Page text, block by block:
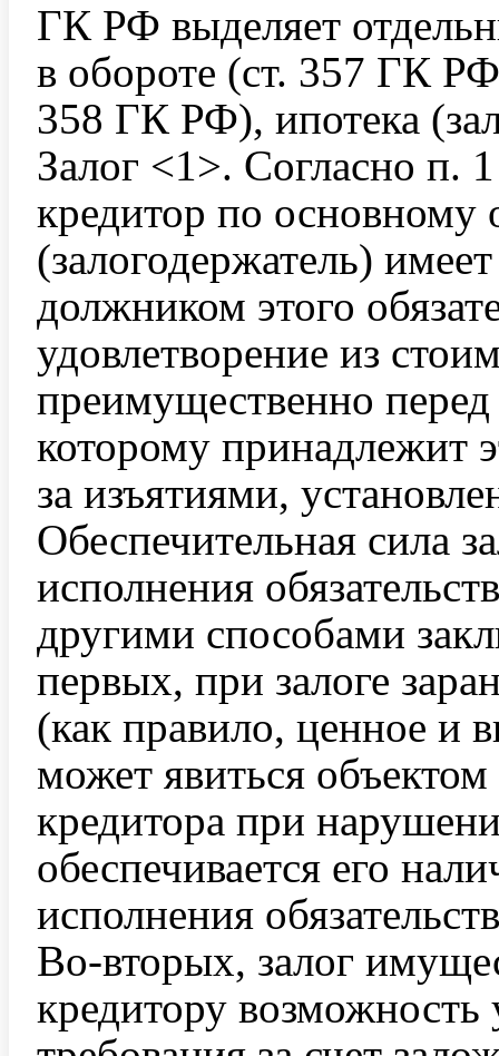
ГК РФ выделяет
в обороте (ст. 357 ГК
358 ГК РФ), ипотека
Залог <1>. Согласно п.
кредитор по основному
(залогодержатель)
должником этого
удовлетворение из
преимущественно
которому принадлежит
за изъятиями,
Обеспечительная сила
исполнения
другими способами
первых, при залоге
(как правило, ценное и
может явиться
кредитора при
обеспечивается его
исполнения
Во-вторых, залог
кредитору возможность